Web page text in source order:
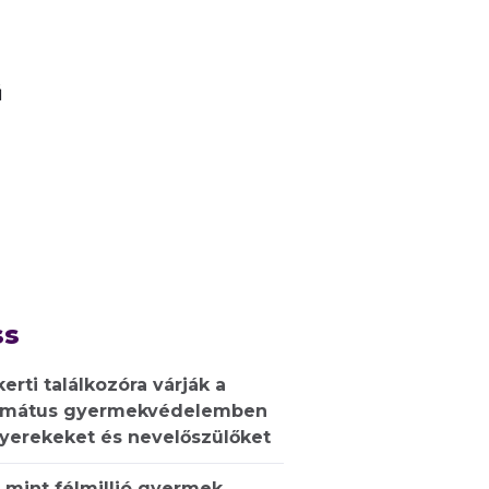
találkozóra várják a
gyermekvédelemben
és nevelőszülőket